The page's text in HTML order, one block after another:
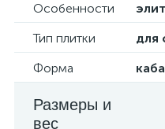
Особенности
Тип плитки
для
Форма
Размеры и
вес